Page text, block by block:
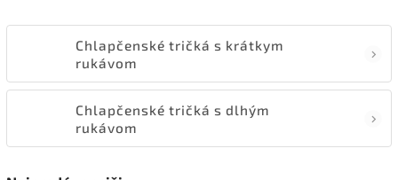
Chlapčenské tričká s krátkym
rukávom
Chlapčenské tričká s dlhým
rukávom